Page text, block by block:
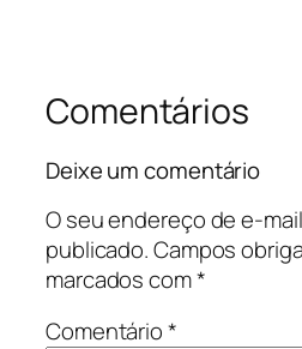
Comentários
Deixe um comentário
O seu endereço de e-
publicado.Campos
marcados com*
Comentário*